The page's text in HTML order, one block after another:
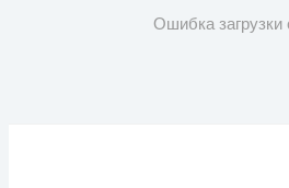
Ошибка загрузки